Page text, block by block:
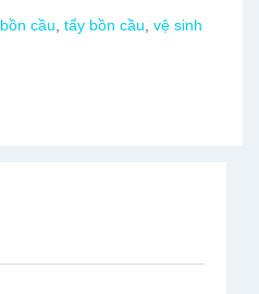
cầu tẩy bồn cầu vệ sinh